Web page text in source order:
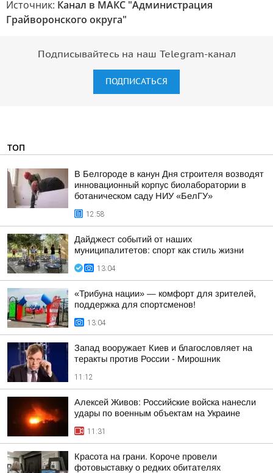
Источник: Канал в МАКС "Администрация
Грайворонского округа"
Подписывайтесь на наш Telegram-канал
ПОДПИСАТЬСЯ
ТОП
В Белгороде в канун Дня строителя возводят
инновационный корпус биолаборатории в
ботаническом саду НИУ «БелГУ»
12:58
Дайджест событий от наших
муниципалитетов: спорт как стиль жизни
13:04
«Трибуна нации» — комфорт для зрителей,
поддержка для спортсменов!
13:04
Запад вооружает Киев и благословляет на
теракты против России - Мирошник
11:12
Алексей Живов: Российские войска нанесли
удары по военным объектам на Украине
11:31
Красота на грани. Короче провели
фотовыставку о редких обитателях